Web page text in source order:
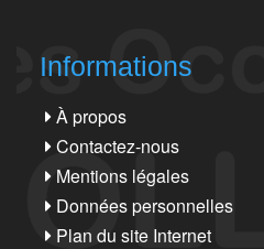
Informations
À propos
Contactez-nous
Mentions légales
Données personnelles
Plan du site Internet